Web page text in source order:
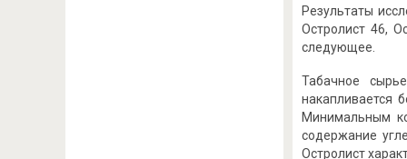
Результаты
Остролист 46,
следующее.
Табачное
накапливается
Минимальным
содержание
Остролист